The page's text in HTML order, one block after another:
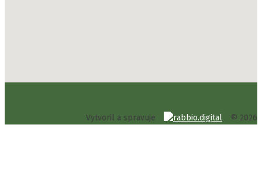
Vytvoril a spravuje © 2026